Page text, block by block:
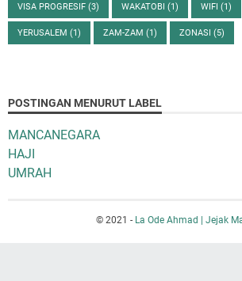
VISA PROGRESIF (3) WAKATOBI (1) WIFI (1)
YERUSALEM (1) ZAM-ZAM (1) ZONASI (5)
POSTINGAN MENURUT LABEL
MANCANEGARA
HAJI
UMRAH
© 2021 - La Ode Ahmad | Jejak